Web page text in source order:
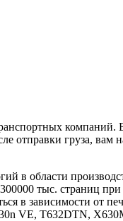
компаний.
отправки груза,
в области
тыс. страниц
в зависимости от
VE, T632DTN,